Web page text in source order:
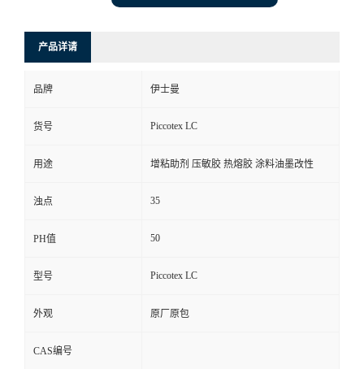
产品详请
品牌 伊士曼
货号 Piccotex LC
用途 增粘助剂 压敏胶 热熔胶 涂料油墨改性
浊点 35
PH值 50
型号 Piccotex LC
外观 原厂原包
CAS编号